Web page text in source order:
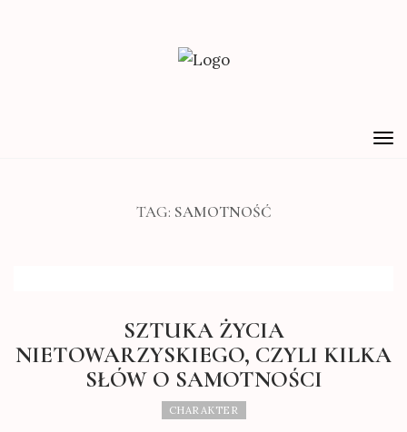
TAG: SAMOTNOŚĆ
SZTUKA ŻYCIA
NIETOWARZYSKIEGO, CZYLI KILKA
SŁÓW O SAMOTNOŚCI
CHARAKTER